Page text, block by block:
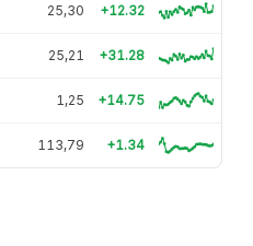
25,30 +12.32
25,21 +31.28
1,25 +14.75
113,79 +1.34